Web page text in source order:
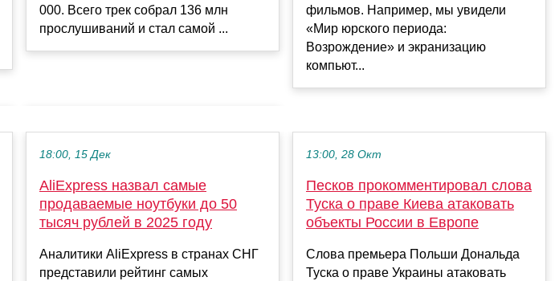
000. Всего трек собрал 136 млн
прослушиваний и стал самой ...
фильмов. Например, мы увидели
«Мир юрского периода:
Возрождение» и экранизацию
компьют...
18:00, 15 Дек
AliExpress назвал самые
продаваемые ноутбуки до 50
тысяч рублей в 2025 году
Аналитики AliExpress в странах СНГ
представили рейтинг самых
13:00, 28 Окт
Песков прокомментировал слова
Туска о праве Киева атаковать
объекты России в Европе
Слова премьера Польши Дональда
Туска о праве Украины атаковать